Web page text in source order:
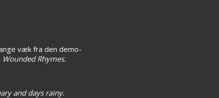
væk fra den demo-
Wounded Rhymes.
and days rainy.